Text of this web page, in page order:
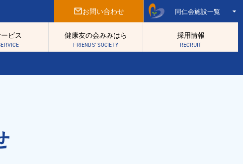
お問い合わせ
ビス 健康友の会みみはら
FRIENDS’ SOCIETY
採用情報
RECRUIT
同仁会施設一覧